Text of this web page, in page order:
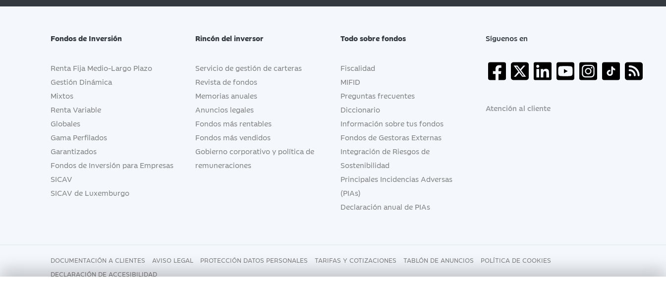
Fondos de Inversión
Renta Fija Medio-Largo Plazo
Gestión Dinámica
Mixtos
Renta Variable
Globales
Gama Perfilados
Garantizados
Fondos de Inversión para Empresas
SICAV
SICAV de Luxemburgo
Rincón del inversor
Servicio de gestión de carteras
Revista de fondos
Memorias anuales
Anuncios legales
Fondos más rentables
Fondos más vendidos
Gobierno corporativo y política de
remuneraciones
Todo sobre fondos
Fiscalidad
MIFID
Preguntas frecuentes
Diccionario
Información sobre tus fondos
Fondos de Gestoras Externas
Integración de Riesgos de
Sostenibilidad
Principales Incidencias Adversas
(PIAs)
Declaración anual de PIAs
Síguenos en
Atención al cliente
DOCUMENTACIÓN A CLIENTES AVISO LEGAL PROTECCIÓN DATOS PERSONALES TARIFAS Y COTIZACIONES TABLÓN DE ANUNCIOS
POLÍTICA DE COOKIES
DECLARACIÓN DE ACCESIBILIDAD